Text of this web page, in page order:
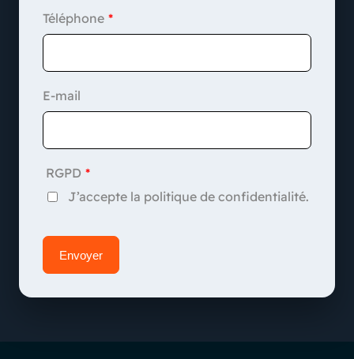
Téléphone
E-mail
RGPD
J’accepte la politique de confidentialité.